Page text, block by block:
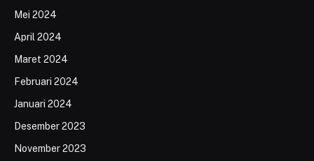
Mei 2024
April 2024
Maret 2024
Februari 2024
Januari 2024
Desember 2023
November 2023